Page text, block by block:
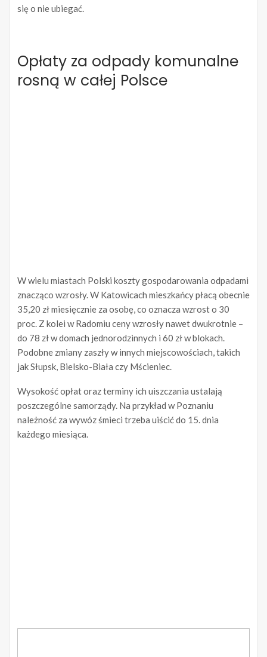
się o nie ubiegać.
Opłaty za odpady komunalne
rosną w całej Polsce
W wielu miastach Polski koszty gospodarowania odpadami
znacząco wzrosły. W Katowicach mieszkańcy płacą obecnie
35,20 zł miesięcznie za osobę, co oznacza wzrost o 30
proc. Z kolei w Radomiu ceny wzrosły nawet dwukrotnie –
do 78 zł w domach jednorodzinnych i 60 zł w blokach.
Podobne zmiany zaszły w innych miejscowościach, takich
jak Słupsk, Bielsko-Biała czy Mścieniec.
Wysokość opłat oraz terminy ich uiszczania ustalają
poszczególne samorządy. Na przykład w Poznaniu
należność za wywóz śmieci trzeba uiścić do 15. dnia
każdego miesiąca.